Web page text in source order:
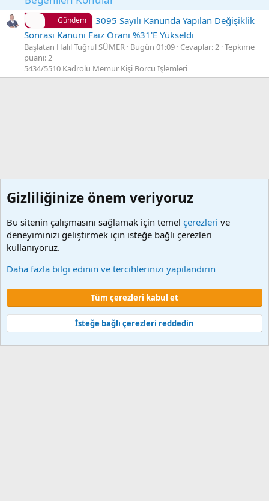
Gündem
3095 Sayılı Kanunda Yapılan Değişiklik
Sonrası Kanuni Faiz Oranı %31'E Yükseldi
Başlatan Halil Tuğrul SÜMER Bugün 01:09 Cevaplar: 2 Tepkime
puanı: 2
5434/5510 Kadrolu Memur Kişi Borcu İşlemleri
Çerezler
Şartlar ve kurallar
Gizlilik politikası Yardım Ana sayfa
Community platform by XenForo © 2010-2024 XenForo Ltd.
Türkçe yama 🇹🇷 [XGT] Yazılım ve web hizmetleri 2014-2024
Gizliliğinize önem veriyoruz
Bu sitenin çalışmasını sağlamak için temel çerezleri ve
deneyiminizi geliştirmek için isteğe bağlı çerezleri
kullanıyoruz.
Daha fazla bilgi edinin ve tercihlerinizi yapılandırın
Tüm çerezleri kabul et
İsteğe bağlı çerezleri reddedin